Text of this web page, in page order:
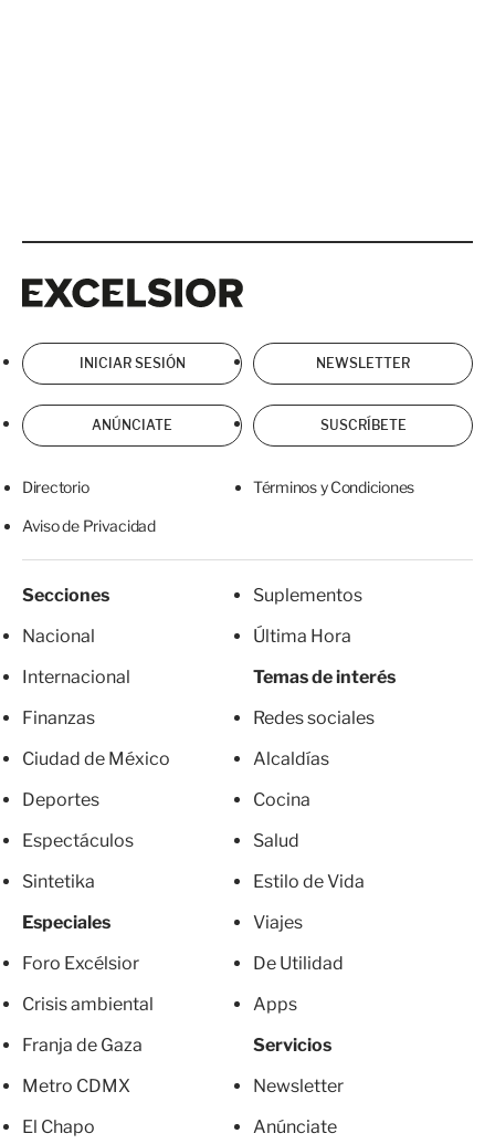
INICIAR SESIÓN NEWSLETTER
ANÚNCIATE SUSCRÍBETE
Directorio Términos y Condiciones
Aviso de Privacidad
Secciones
Nacional
Internacional
Finanzas
Ciudad de México
Deportes
Espectáculos
Sintetika
Especiales
Foro Excélsior
Crisis ambiental
Franja de Gaza
Metro CDMX
El Chapo
Suplementos
Última Hora
Temas de interés
Redes sociales
Alcaldías
Cocina
Salud
Estilo de Vida
Viajes
De Utilidad
Apps
Servicios
Newsletter
Anúnciate